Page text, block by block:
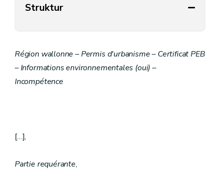
Struktur
Région wallonne – Permis d'urbanisme – Certificat PEB
– Informations environnementales (oui) –
Incompétence
[…],
Partie requérante,